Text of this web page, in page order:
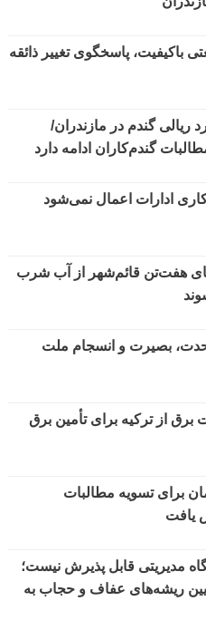
باکیفیت، پاسخگوی تغییر ذائقه
ریالی گندم در مازندران/
گندم‌کاران ادامه دارد
ادارات اعمال نمی‌شود
هفت‌تن قائم‌شهر از آب شرب
بصیرت و انسجام ملت
مگاوات برق از ترکیه برای تأمین برق
برای تسویه مطالبات
یافت
مدیریتی قابل پذیرش نیست؛
ریشه‌های عفاف و حجاب به